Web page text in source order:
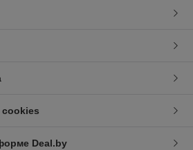
cookies
Deal.by